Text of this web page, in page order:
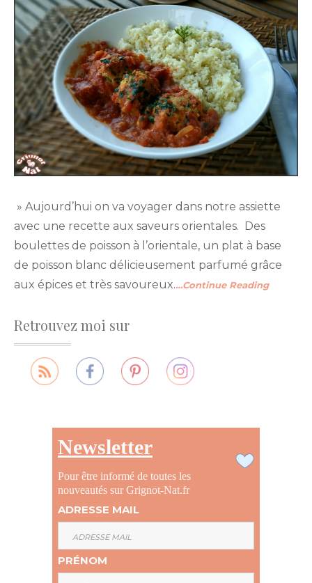
» Aujourd’hui on va voyager dans notre assiette
avec une recette aux saveurs orientales. Des
boulettes de poisson à l’orientale, un plat à base
de poisson blanc délicieusement parfumé grâce
aux épices et très savoureux.…Continue Reading
Retrouvez moi sur
Newsletter
Pour être informé de toutes les
nouveautés sur Grignot-Nat.fr
ADRESSE MAIL
PRÉNOM